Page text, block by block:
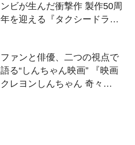
ンビが生んだ衝撃作 製作50周
年を迎える『タクシードライ
ファンと俳優、二つの視点で
語る“しんちゃん映画” 『映画
クレヨンしんちゃん 奇々